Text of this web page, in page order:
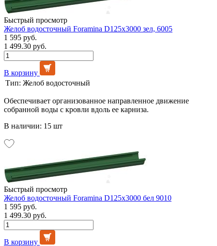
Быстрый просмотр
Желоб водосточный Foramina D125х3000 зел, 6005
1 595 руб.
1 499.30 руб.
В корзину
Тип: Желоб водосточный
Обеспечивает организованное направленное движение
собранной воды с кровли вдоль ее карниза.
В наличии: 15 шт
Быстрый просмотр
Желоб водосточный Foramina D125х3000 бел 9010
1 595 руб.
1 499.30 руб.
В корзину